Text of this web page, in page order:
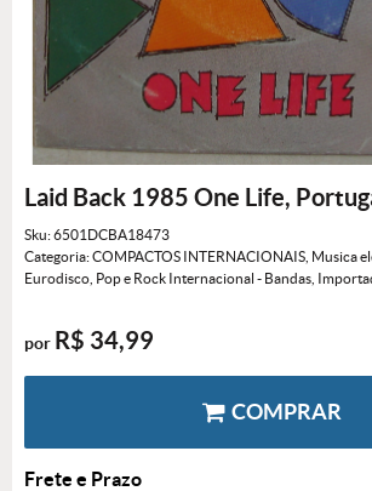
Laid Back 1985 One Life,
Sku:6501DCBA18473
Categoria:COMPACTOS INTERNACIONAIS Musica
Eurodisco Pop e Rock Internacional - Bandas
por R$ 34,99
COMPRAR
Frete e Prazo